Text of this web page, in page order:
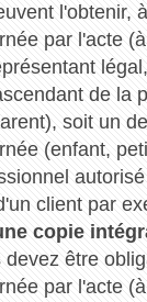
l'obtenir,
par l'acte
de la
soit un
(enfant,
client par
copie
être
par l'acte